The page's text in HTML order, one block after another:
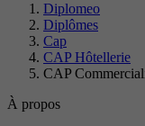
Diplomeo
Diplômes
Cap
CAP Hôtellerie
CAP
À propos